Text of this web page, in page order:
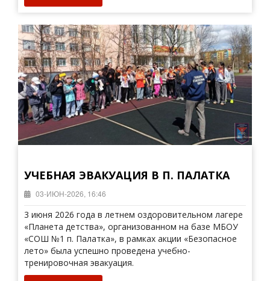
УЧЕБНАЯ ЭВАКУАЦИЯ В П. ПАЛАТКА
03-ИЮН-2026, 16:46
3 июня 2026 года в летнем оздоровительном лагере
«Планета детства», организованном на базе МБОУ
«СОШ №1 п. Палатка», в рамках акции «Безопасное
лето» была успешно проведена учебно-
тренировочная эвакуация.